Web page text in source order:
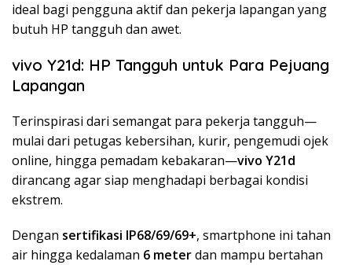
ideal bagi pengguna aktif dan pekerja lapangan yang
butuh HP tangguh dan awet.
vivo Y21d: HP Tangguh untuk Para Pejuang
Lapangan
Terinspirasi dari semangat para pekerja tangguh—
mulai dari petugas kebersihan, kurir, pengemudi ojek
online, hingga pemadam kebakaran—vivo Y21d
dirancang agar siap menghadapi berbagai kondisi
ekstrem.
Dengan sertifikasi IP68/69/69+, smartphone ini tahan
air hingga kedalaman 6 meterdan mampu bertahan